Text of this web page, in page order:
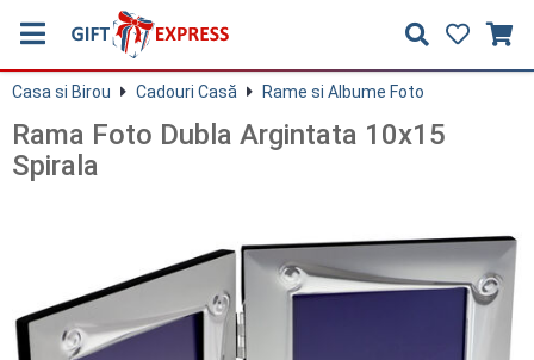
Casa si Birou Cadouri Casă Rame si Albume Foto
Rama Foto Dubla Argintata 10x15
Spirala